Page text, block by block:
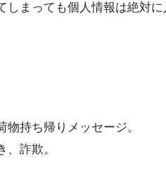
しまっても個人情報は絶対
物持ち帰りメッセージ。
、詐欺。